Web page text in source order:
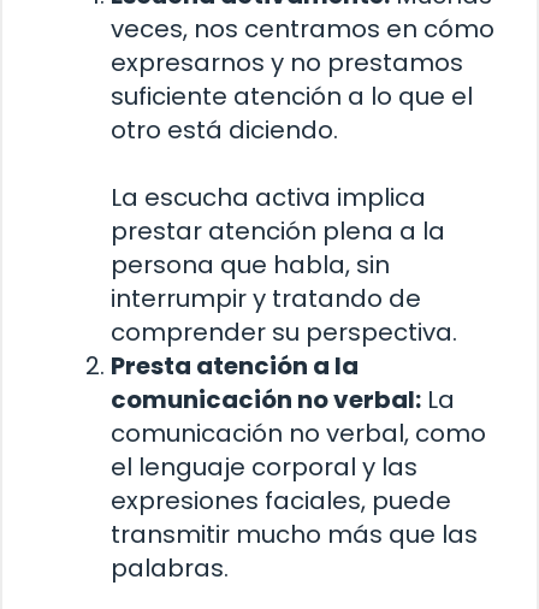
veces, nos centramos en cómo
expresarnos y no prestamos
suficiente atención a lo que el
otro está diciendo.
La escucha activa implica
prestar atención plena a la
persona que habla, sin
interrumpir y tratando de
comprender su perspectiva.
Presta atención a la
comunicación no verbal: La
comunicación no verbal, como
el lenguaje corporal y las
expresiones faciales, puede
transmitir mucho más que las
palabras.